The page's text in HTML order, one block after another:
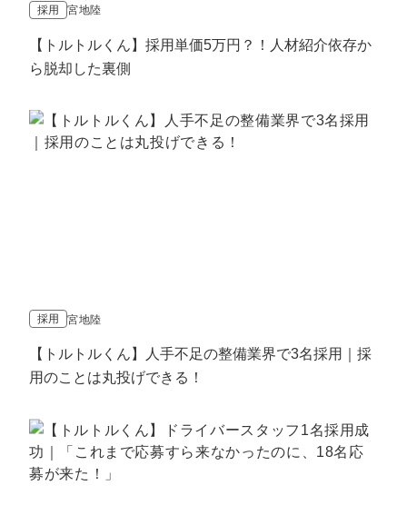
採用 宮地陸
【トルトルくん】採用単価5万円？！人材紹介依存か
ら脱却した裏側
採用 宮地陸
【トルトルくん】人手不足の整備業界で3名採用｜採
用のことは丸投げできる！